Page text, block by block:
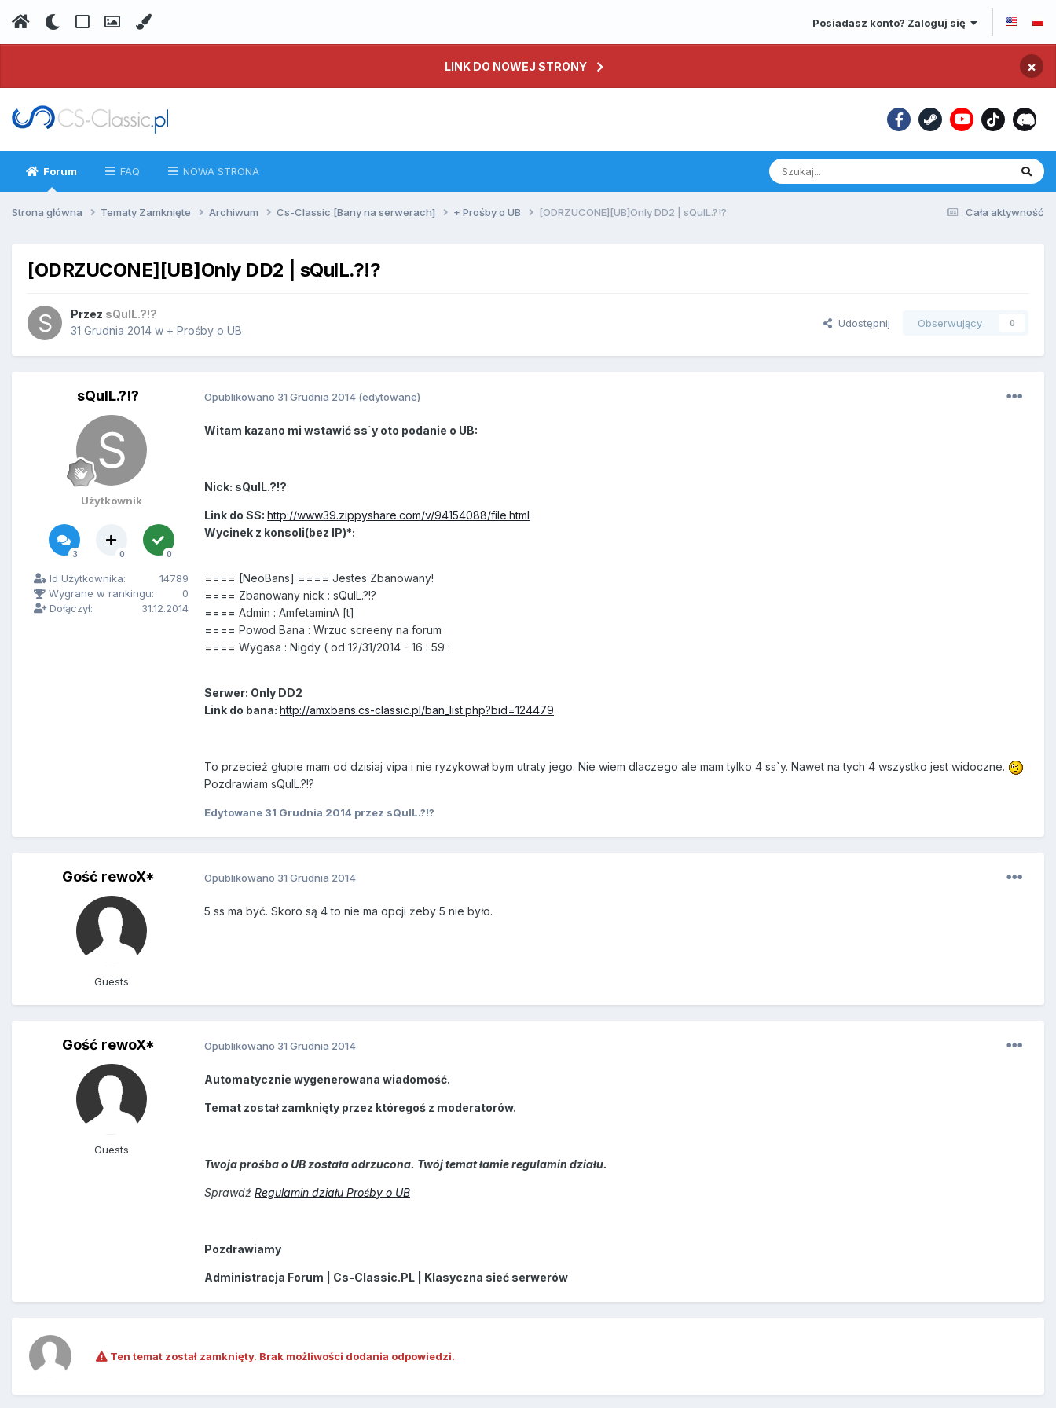
Posiadasz konto? Zaloguj się
LINK DO NOWEJ STRONY ×
Forum FAQ NOWA STRONA
Cała aktywność
Strona główna Tematy Zamknięte Archiwum Cs-Classic [Bany na serwerach] + Prośby o UB [ODRZUCONE][UB]Only DD2 | sQulL.?!?
[ODRZUCONE][UB]Only DD2 | sQulL.?!?
Przez sQulL.?!?
31 Grudnia 2014 w + Prośby o UB
Udostępnij Obserwujący 0
sQulL.?!?
Użytkownik
3 0 0
Id Użytkownika:
14789
Wygrane w rankingu:
0
Dołączył:
31.12.2014
Opublikowano 31 Grudnia 2014 (edytowane)
Witam kazano mi wstawić ss`y oto podanie o UB:
Nick: sQulL.?!?
Link do SS: http://www39.zippyshare.com/v/94154088/file.html
Wycinek z konsoli(bez IP)*:
==== [NeoBans] ==== Jestes Zbanowany!
==== Zbanowany nick : sQulL.?!?
==== Admin : AmfetaminA [t]
==== Powod Bana : Wrzuc screeny na forum
==== Wygasa : Nigdy ( od 12/31/2014 - 16 : 59 :
Serwer: Only DD2
Link do bana: http://amxbans.cs-classic.pl/ban_list.php?bid=124479
To przecież głupie mam od dzisiaj vipa i nie ryzykował bym utraty jego. Nie wiem dlaczego ale mam tylko 4 ss`y. Nawet na tych 4 wszystko jest widoczne.
Pozdrawiam sQulL.?!?
Edytowane 31 Grudnia 2014 przez sQulL.?!?
Gość rewoX*
Guests
Opublikowano 31 Grudnia 2014
5 ss ma być. Skoro są 4 to nie ma opcji żeby 5 nie było.
Gość rewoX*
Guests
Opublikowano 31 Grudnia 2014
Automatycznie wygenerowana wiadomość.
Temat został zamknięty przez któregoś z moderatorów.
Twoja prośba o UB została odrzucona. Twój temat łamie regulamin działu.
Sprawdź Regulamin działu Prośby o UB
Pozdrawiamy
Administracja Forum | Cs-Classic.PL | Klasyczna sieć serwerów
Ten temat został zamknięty. Brak możliwości dodania odpowiedzi.